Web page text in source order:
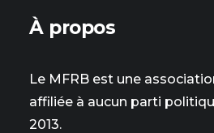
À propos
Le MFRB est une
affiliée à aucun parti
2013.